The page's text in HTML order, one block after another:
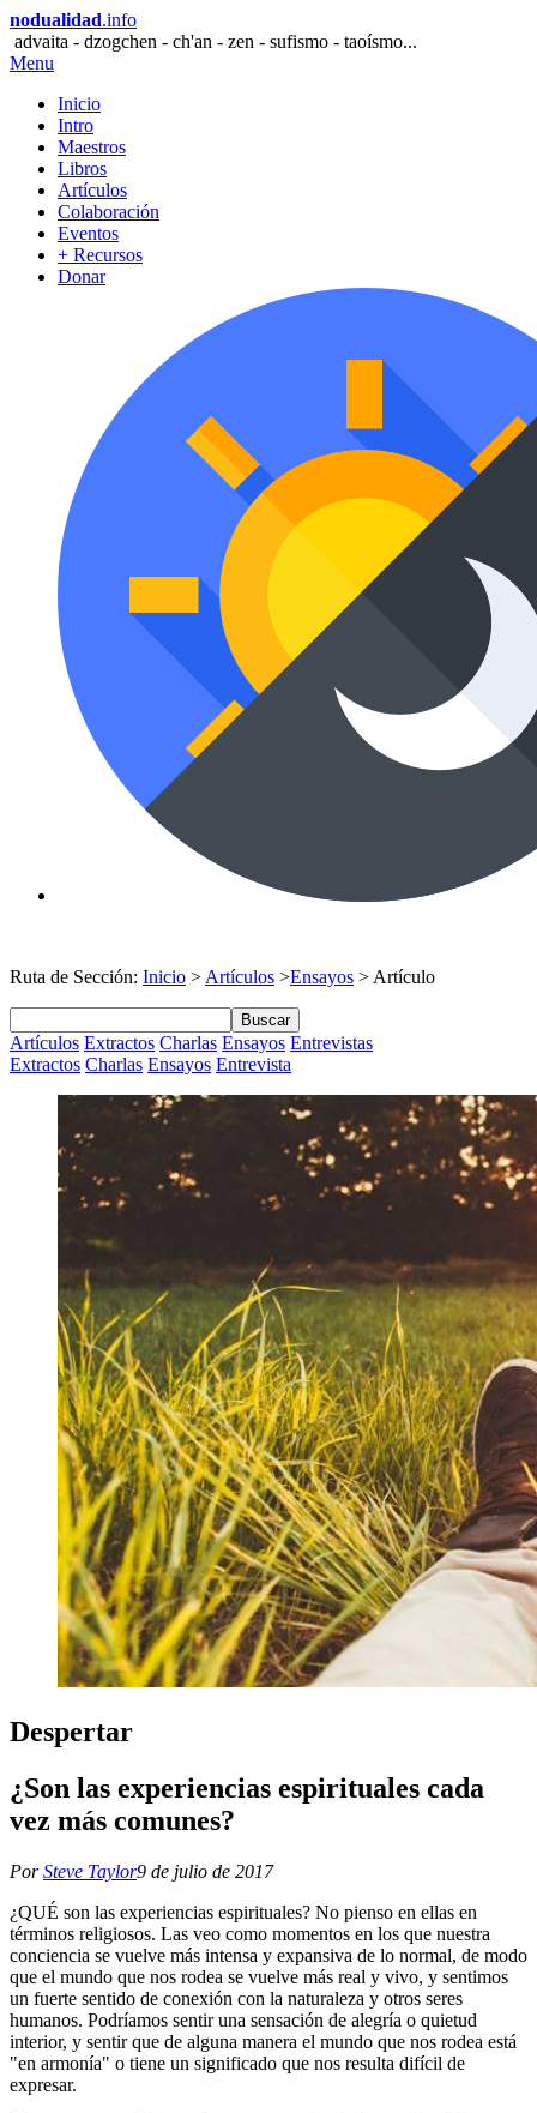
nodualidad.info
advaita - dzogchen - ch'an - zen - sufismo - taoísmo...
Menu
Inicio
Intro
Maestros
Libros
Artículos
Colaboración
Eventos
+ Recursos
Donar
Ruta de Sección: Inicio > Artículos >Ensayos > Artículo
Buscar
Artículos Extractos Charlas Ensayos Entrevistas
Extractos Charlas Ensayos Entrevista
Despertar
¿Son las experiencias espirituales cada
vez más comunes?
PorSteve Taylor9 de julio de 2017
¿QUÉ son las experiencias espirituales? No pienso en ellas en
términos religiosos. Las veo como momentos en los que nuestra
conciencia se vuelve más intensa y expansiva de lo normal, de modo
que el mundo que nos rodea se vuelve más real y vivo, y sentimos
un fuerte sentido de conexión con la naturaleza y otros seres
humanos. Podríamos sentir una sensación de alegría o quietud
interior, y sentir que de alguna manera el mundo que nos rodea está
"en armonía" o tiene un significado que nos resulta difícil de
expresar.